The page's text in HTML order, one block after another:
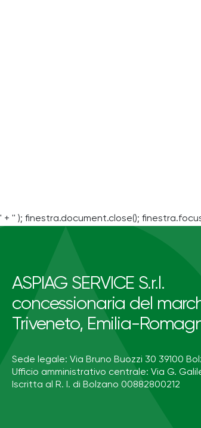
' + '' ); finestra.document.close();
ASPIAG SERVICE S.r.l.
concessionaria del
Triveneto, Emilia-
Sede legale: Via Bruno Buozzi 30 39100
Ufficio amministrativo centrale: Via G.
Iscritta al R. I. di Bolzano 00882800212